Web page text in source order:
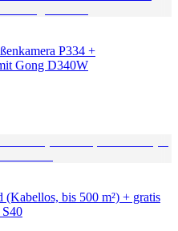
P334 +
Gong D340W
(Kabellos, bis 500 m²) + gratis